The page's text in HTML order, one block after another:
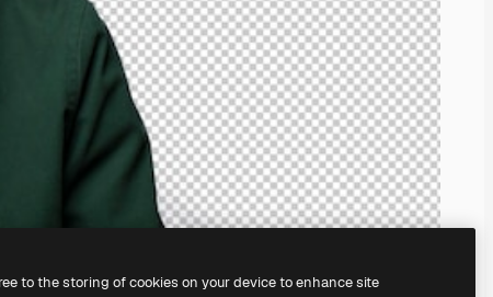
to the storing of cookies on your device to enhance site